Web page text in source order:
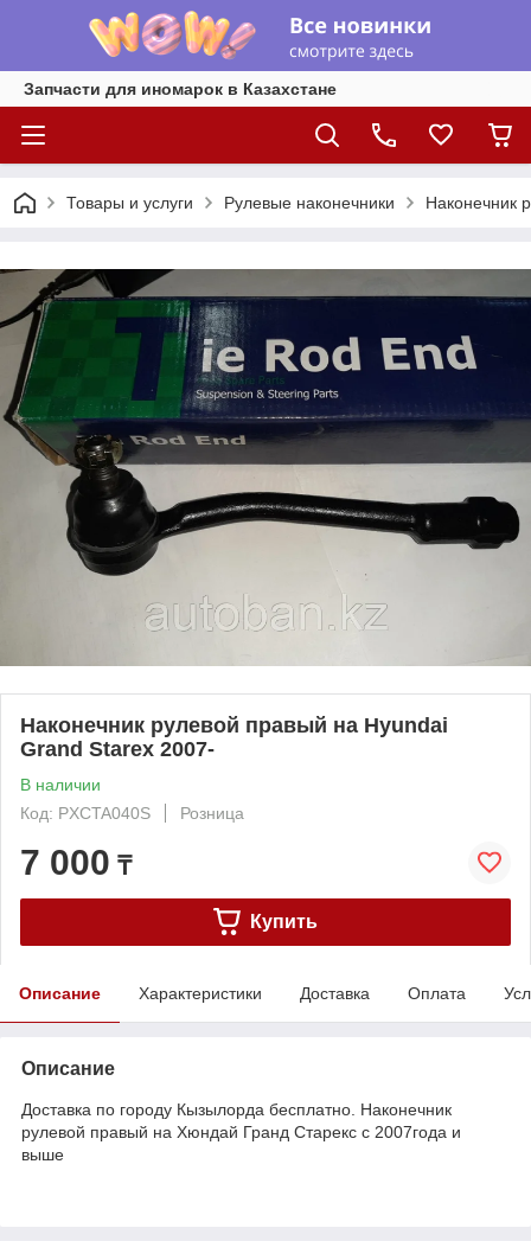
Запчасти для иномарок в Казахстане
Товары и услуги Рулевые наконечники Наконечник
Наконечник рулевой правый на Hyundai
Grand Starex 2007-
В наличии
Код: PXCTA040S
Розница
7 000 ₸
Купить
Описание Характеристики Доставка Оплата
Описание
Доставка по городу Кызылорда бесплатно. Наконечник
рулевой правый на Хюндай Гранд Старекс с 2007года и
выше